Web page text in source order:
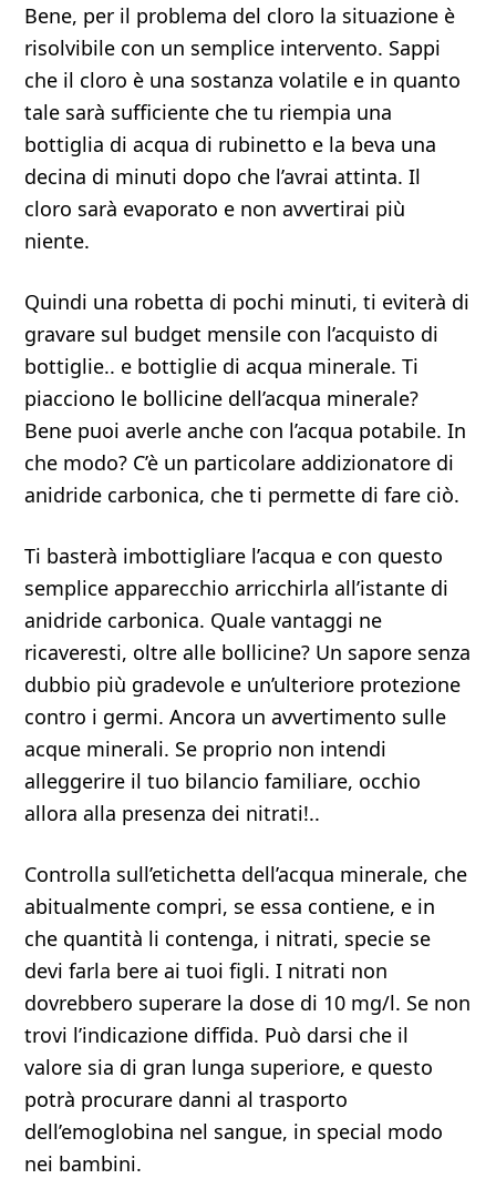
Bene, per il problema del cloro la situazione è
risolvibile con un semplice intervento. Sappi
che il cloro è una sostanza volatile e in quanto
tale sarà sufficiente che tu riempia una
bottiglia di acqua di rubinetto e la beva una
decina di minuti dopo che l’avrai attinta. Il
cloro sarà evaporato e non avvertirai più
niente.
Quindi una robetta di pochi minuti, ti eviterà di
gravare sul budget mensile con l’acquisto di
bottiglie.. e bottiglie di acqua minerale. Ti
piacciono le bollicine dell’acqua minerale?
Bene puoi averle anche con l’acqua potabile. In
che modo? C’è un particolare addizionatore di
anidride carbonica, che ti permette di fare ciò.
Ti basterà imbottigliare l’acqua e con questo
semplice apparecchio arricchirla all’istante di
anidride carbonica. Quale vantaggi ne
ricaveresti, oltre alle bollicine? Un sapore senza
dubbio più gradevole e un’ulteriore protezione
contro i germi. Ancora un avvertimento sulle
acque minerali. Se proprio non intendi
alleggerire il tuo bilancio familiare, occhio
allora alla presenza dei nitrati!..
Controlla sull’etichetta dell’acqua minerale, che
abitualmente compri, se essa contiene, e in
che quantità li contenga, i nitrati, specie se
devi farla bere ai tuoi figli. I nitrati non
dovrebbero superare la dose di 10 mg/l. Se non
trovi l’indicazione diffida. Può darsi che il
valore sia di gran lunga superiore, e questo
potrà procurare danni al trasporto
dell’emoglobina nel sangue, in special modo
nei bambini.